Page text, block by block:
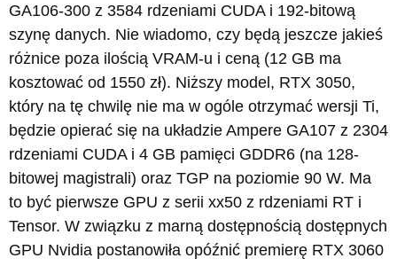
GA106-300 z 3584 rdzeniami CUDA i 192-bitową
szynę danych. Nie wiadomo, czy będą jeszcze jakieś
różnice poza ilością VRAM-u i ceną (12 GB ma
kosztować od 1550 zł). Niższy model, RTX 3050,
który na tę chwilę nie ma w ogóle otrzymać wersji Ti,
będzie opierać się na układzie Ampere GA107 z 2304
rdzeniami CUDA i 4 GB pamięci GDDR6 (na 128-
bitowej magistrali) oraz TGP na poziomie 90 W. Ma
to być pierwsze GPU z serii xx50 z rdzeniami RT i
Tensor. W związku z marną dostępnością dostępnych
GPU Nvidia postanowiła opóźnić premierę RTX 3060